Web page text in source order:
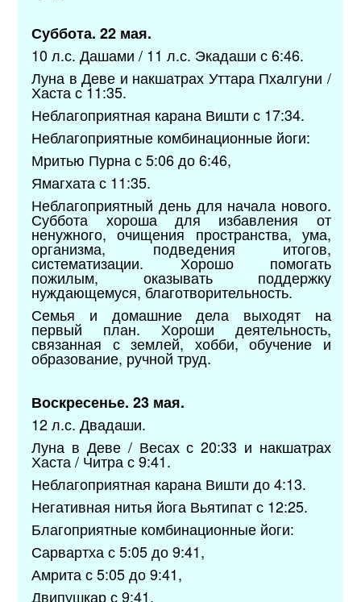
Суббота. 22 мая.
10 л.с. Дашами / 11 л.с. Экадаши с 6:46.
Луна в Деве и накшатрах Уттара Пхалгуни /
Хаста с 11:35.
Неблагоприятная карана Вишти с 17:34.
Неблагоприятные комбинационные йоги:
Мритью Пурна с 5:06 до 6:46,
Ямагхата с 11:35.
Неблагоприятный день для начала нового.
Суббота хороша для избавления от
ненужного, очищения пространства, ума,
организма, подведения итогов,
систематизации. Хорошо помогать
пожилым, оказывать поддержку
нуждающемуся, благотворительность.
Семья и домашние дела выходят на
первый план. Хороши деятельность,
связанная с землей, хобби, обучение и
образование, ручной труд.
Воскресенье. 23 мая.
12 л.с. Двадаши.
Луна в Деве / Весах с 20:33 и накшатрах
Хаста / Читра с 9:41.
Неблагоприятная карана Вишти до 4:13.
Негативная нитья йога Вьятипат с 12:25.
Благоприятные комбинационные йоги:
Сарвартха с 5:05 до 9:41,
Амрита с 5:05 до 9:41,
Двипушкар с 9:41,